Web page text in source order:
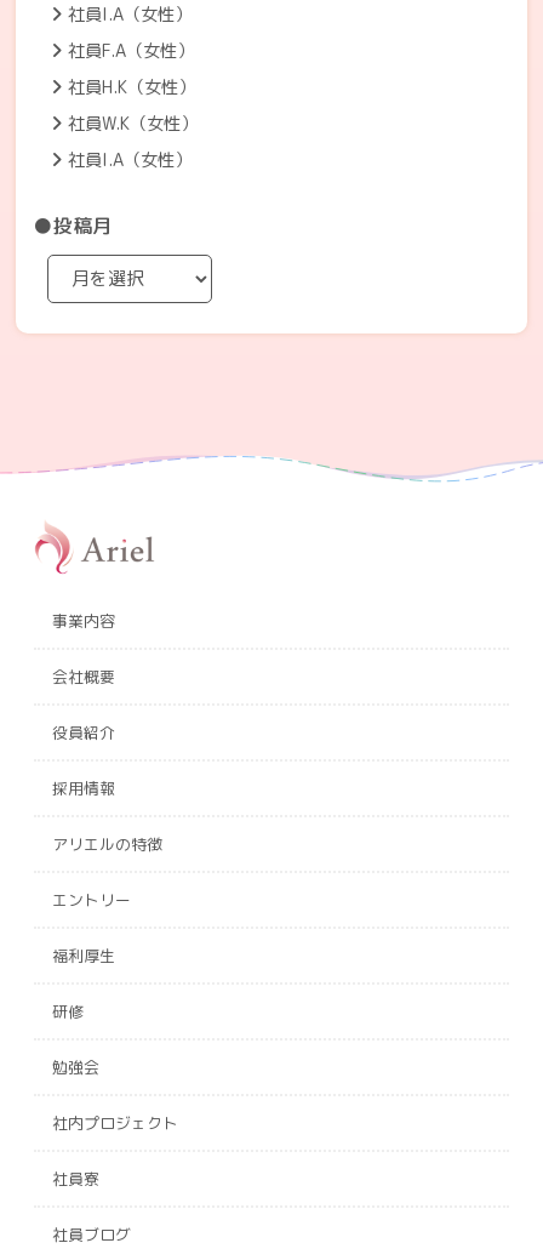
社員I.A（女性）
社員F.A（女性）
社員H.K（女性）
社員W.K（女性）
社員I.A（女性）
●投稿月
事業内容
会社概要
役員紹介
採用情報
アリエルの特徴
エントリー
福利厚生
研修
勉強会
社内プロジェクト
社員寮
社員ブログ